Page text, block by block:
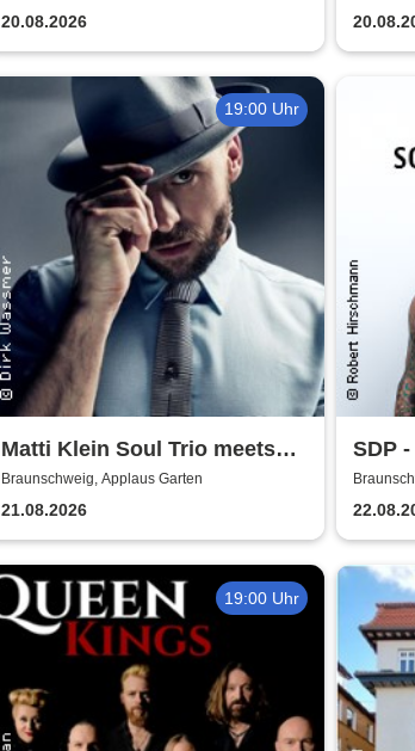
20.08.2026
19:00 Uhr
Matti Klein Soul Trio meets
Max Mutzke
Braunschweig, Applaus Garten
21.08.2026
SDP
19:00 Uhr